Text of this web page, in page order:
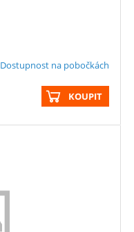
Dostupnost na pobočkách
KOUPIT